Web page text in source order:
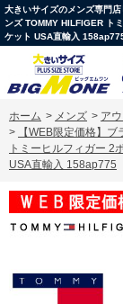
大きいサイズのメンズ専門
ンズ TOMMY HILFIGER ト
ケット USA直輸入
ホーム > メンズ > ア
>
【WEB限定価格】
トミーヒルフィガー 2
USA直輸入 158ap775